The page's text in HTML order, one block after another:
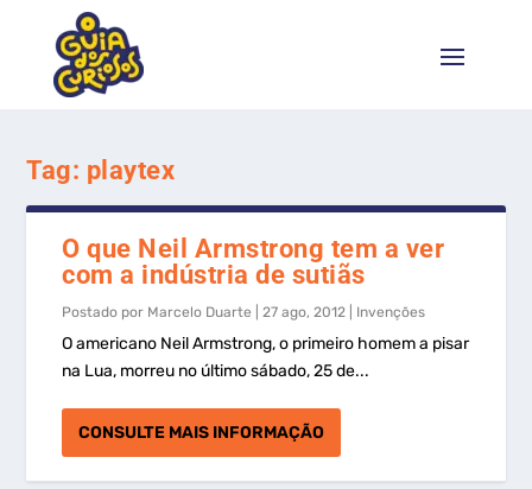
Tag: playtex
O que Neil Armstrong tem a ver
com a indústria de sutiãs
Postado por Marcelo Duarte |27 ago, 2012 Invenções
O americano Neil Armstrong, o primeiro homem a pisar
na Lua, morreu no último sábado, 25 de...
CONSULTE MAIS INFORMAÇÃO